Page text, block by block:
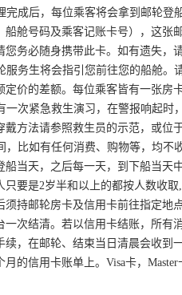
完成后，每位乘客将会拿到邮轮
船舱号码及乘客记账卡号），这张
您务必随身携带此卡。如有遗失
服务生将会指引您前往您的船舱
定价的差额。每位乘客皆有一张
一次紧急救生演习，在警报响起
戴方法请参照救生员的示范，或
，比如有任何消费、购物等，均不
船当天，之后每一天，到下船当天
只要是2岁半和以上的都按人数收
须持邮轮房卡及信用卡前往指定
一次结清。若以信用卡结账，所有
续，在邮轮、结束当日清晨会收到
月的信用卡账单上。Visa卡，